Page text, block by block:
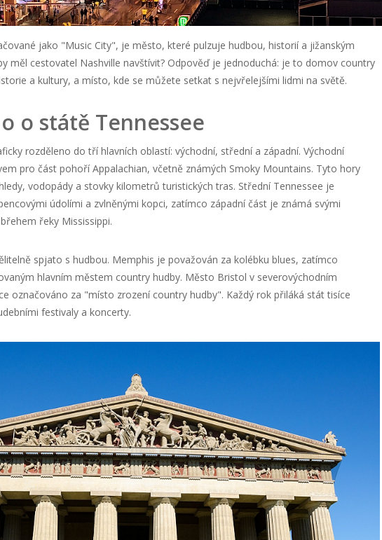
jako "Music City", je město, které pulzuje hudbou, historií a jižanským
měl cestovatel Nashville navštívit? Odpověď je jednoduchá: je to domov country
a kultury, a místo, kde se můžete setkat s nejvřelejšími lidmi na světě.
o státě Tennessee
rozděleno do tří hlavních oblastí: východní, střední a západní. Východní
pro část pohoří Appalachian, včetně známých Smoky Mountains. Tyto hory
vodopády a stovky kilometrů turistických tras. Střední Tennessee je
údolími a zvlněnými kopci, zatímco západní část je známá svými
řeky Mississippi.
spjato s hudbou. Memphis je považován za kolébku blues, zatímco
hlavním městem country hudby. Město Bristol v severovýchodním
označováno za "místo zrození country hudby". Každý rok přiláká stát tisíce
festivaly a koncerty.